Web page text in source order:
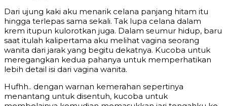
Dari ujung kaki aku menarik celana panjang hitam itu
hingga terlepas sama sekali. Tak lupa celana dalam
krem itupun kulorotkan juga. Dalam seumur hidup, baru
saat itulah kalipertama aku melihat vagina seorang
wanita dari jarak yang begitu dekatnya. Kucoba untuk
meregangkan kedua pahanya untuk memperhatikan
lebih detail isi dari vagina wanita.
Hufhh.. dengan warnan kemerahan sepertinya
menantang untuk disentuh, kucoba untuk